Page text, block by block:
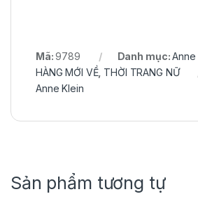
Mã:9789 Danh mục:Anne
HÀNG MỚI VỀ, THỜI TRANG NỮ
Anne Klein
Sản phẩm tương tự